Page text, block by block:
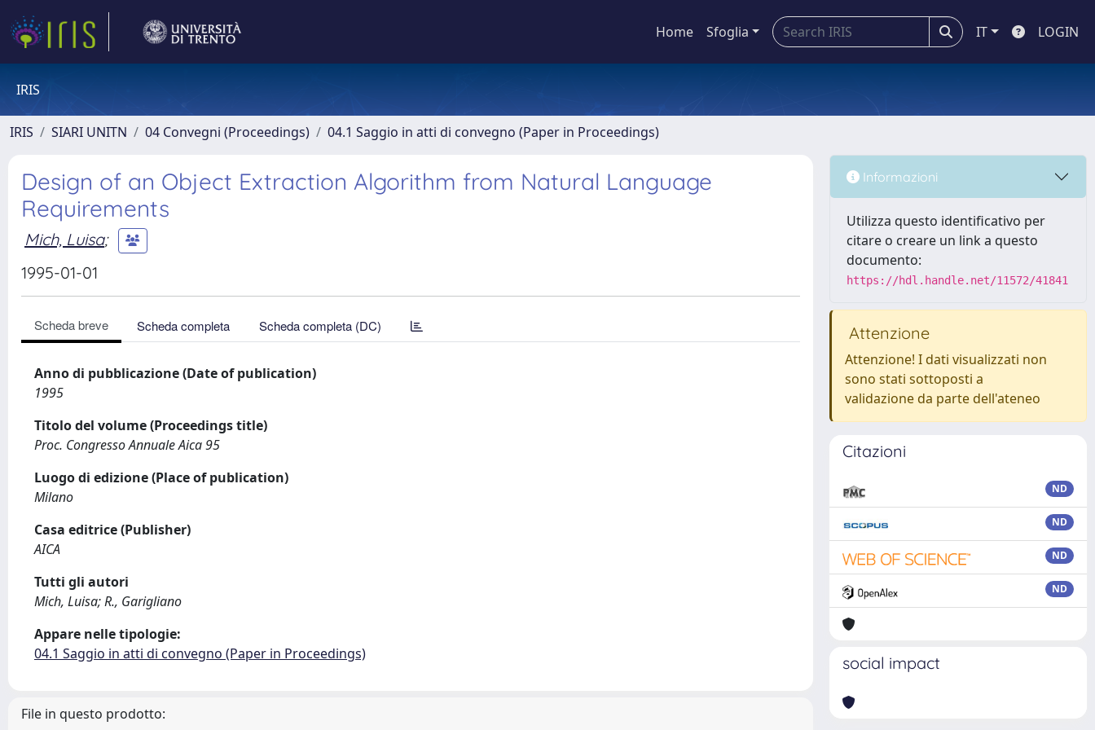
Home Sfoglia IT LOGIN
IRIS
IRIS SIARI UNITN 04 Convegni (Proceedings) 04.1 Saggio in atti di convegno (Paper in Proceedings)
Design of an Object Extraction Algorithm from Natural Language
Requirements
Mich, Luisa;
1995-01-01
Scheda breve Scheda completa Scheda completa (DC)
Anno di pubblicazione (Date of publication)
1995
Titolo del volume (Proceedings title)
Proc. Congresso Annuale Aica 95
Luogo di edizione (Place of publication)
Milano
Casa editrice (Publisher)
AICA
Tutti gli autori
Mich, Luisa; R., Garigliano
Appare nelle tipologie:
04.1 Saggio in atti di convegno (Paper in Proceedings)
File in questo prodotto:
Informazioni
Utilizza questo identificativo per
citare o creare un link a questo
documento:
https://hdl.handle.net/11572/41841
Attenzione
Attenzione! I dati visualizzati non
sono stati sottoposti a
validazione da parte dell'ateneo
Citazioni
ND
ND
ND
ND
social impact